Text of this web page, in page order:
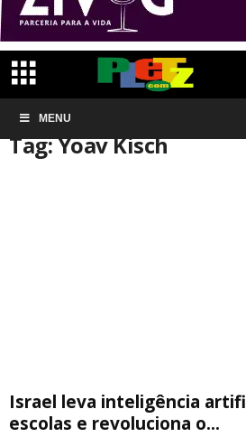
MENU
Início Tags
Tag: Yoav Kisch
Israel leva inteligência
escolas e revoluciona o...